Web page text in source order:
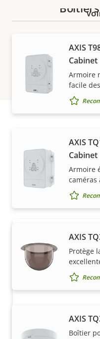
AXIS
Cabinet
Armoire
facile
AXIS
Cabinet
Armoire
caméras
AXIS
Protège
AXIS
Boîtier
AFFICHER LES
Les solutions Axis
vendus et installés